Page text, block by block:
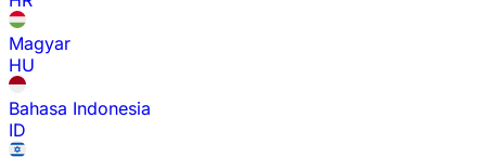
Magyar
HU
Bahasa Indonesia
ID